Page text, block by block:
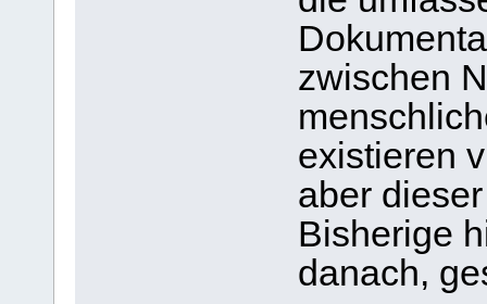
zwischen
existieren
aber
Bisherige
danach,